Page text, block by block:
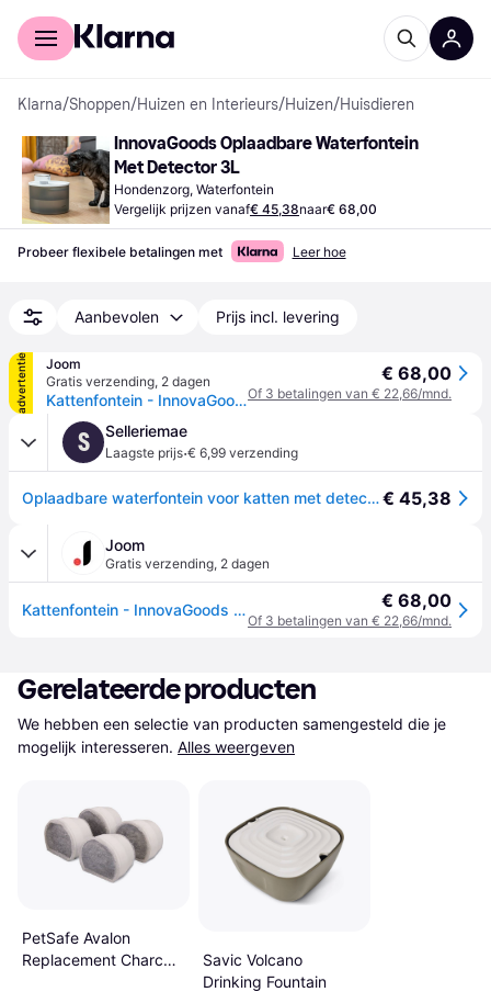
Voor shoppers
Klarna/Shoppen/Huizen en Interieurs/Huizen/Huisdieren
InnovaGoods Oplaadbare Waterfontein
Met Detector 3L
Hondenzorg, Waterfontein
Vergelijk prijzen vanaf€ 45,38naar€ 68,00
Probeer flexibele betalingen met Leer hoe
Aanbevolen Prijs incl. levering
advertentie
Joom
Gratis verzending, 2 dagen
Kattenfontein - InnovaGoods - Oplaadbaar - 3 L - Stil - Bewegingsmelder wit
€ 68,00
Of 3 betalingen van € 22,66/mnd.
S Selleriemae
Laagste prijs·€ 6,99 verzending
Oplaadbare waterfontein voor katten met detector InnovaGoods Refopet - Blanc€ 45,38
Joom
Gratis verzending, 2 dagen
Kattenfontein - InnovaGoods - Oplaadbaar - 3 L - Stil - Bewegingsmelder wit € 68,00
Of 3 betalingen van € 22,66/mnd.
Gerelateerde producten
We hebben een selectie van producten samengesteld die je
mogelijk interesseren. Alles weergeven
PetSafe Avalon
Replacement Charcoal
Savic Volcano
Drinking Fountain